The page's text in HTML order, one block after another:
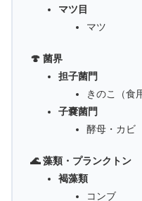
マツ目
マツ
🍄 菌界
担子菌門
きのこ（食
子嚢菌門
酵母・カビ
🌊 藻類・プランクトン
褐藻類
コンブ